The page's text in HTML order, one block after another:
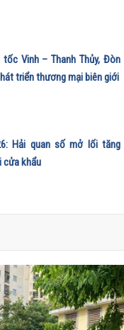
tốc Vinh – Thanh Thủy, Đòn
triển thương mại biên giới
Hải quan số mở lối tăng
cửa khẩu